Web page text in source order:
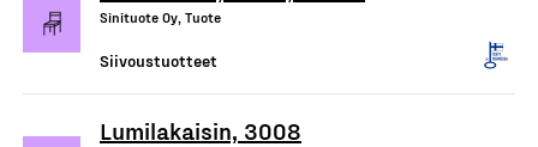
Sinituote Oy, Tuote
Siivoustuotteet
Lumilakaisin, 3008